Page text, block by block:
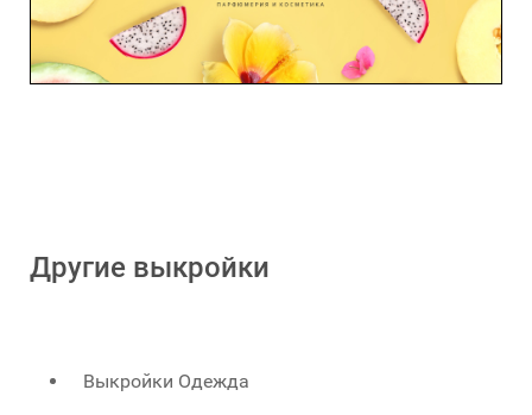
Другие выкройки
Выкройки Одежда